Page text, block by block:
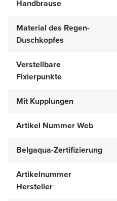
Handbrause
Material des Regen-
Duschkopfes
Verstellbare
Fixierpunkte
Mit Kupplungen
Artikel Nummer Web
Belgaqua-Zertifizierung
Artikelnummer
Hersteller